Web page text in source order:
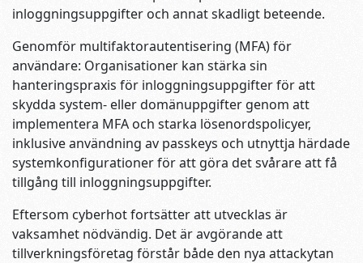
inloggningsuppgifter och annat skadligt beteende.
Genomför multifaktorautentisering (MFA) för
användare: Organisationer kan stärka sin
hanteringspraxis för inloggningsuppgifter för att
skydda system- eller domänuppgifter genom att
implementera MFA och starka lösenordspolicyer,
inklusive användning av passkeys och utnyttja härdade
systemkonfigurationer för att göra det svårare att få
tillgång till inloggningsuppgifter.
Eftersom cyberhot fortsätter att utvecklas är
vaksamhet nödvändig. Det är avgörande att
tillverkningsföretag förstår både den nya attackytan